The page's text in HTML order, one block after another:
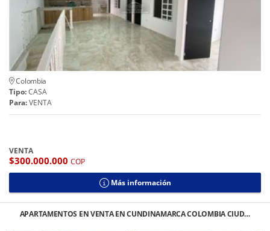
Colombia
Tipo:CASA
Para:VENTA
VENTA
$300.000.000 COP
Más información
APARTAMENTOS EN VENTA EN CUNDINAMARCA COLOMBIA CIUD…